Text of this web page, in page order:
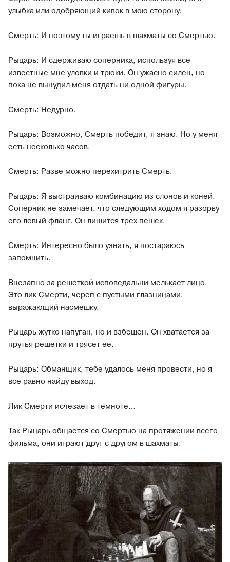
улыбка или одобряющий кивок в мою сторону.
Смерть: И поэтому ты играешь в шахматы со Смертью.
Рыцарь: И сдерживаю соперника, используя все
известные мне уловки и трюки. Он ужасно силен, но
пока не вынудил меня отдать ни одной фигуры.
Смерть: Недурно.
Рыцарь: Возможно, Смерть победит, я знаю. Но у меня
есть несколько часов.
Смерть: Разве можно перехитрить Смерть.
Рыцарь: Я выстраиваю комбинацию из слонов и коней.
Соперник не замечает, что следующим ходом я разорву
его левый фланг. Он лишится трех пешек.
Смерть: Интересно было узнать, я постараюсь
запомнить.
Внезапно за решеткой исповедальни мелькает лицо.
Это лик Смерти, череп с пустыми глазницами,
выражающий насмешку.
Рыцарь жутко напуган, но и взбешен. Он хватается за
прутья решетки и трясет ее.
Рыцарь: Обманщик, тебе удалось меня провести, но я
все равно найду выход.
Лик Смерти исчезает в темноте…
Так Рыцарь общается со Смертью на протяжении всего
фильма, они играют друг с другом в шахматы.